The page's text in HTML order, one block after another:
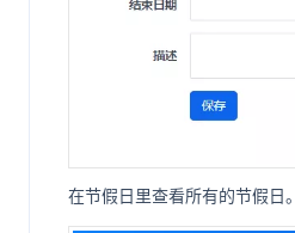
在节假日里查看所有的节假日。